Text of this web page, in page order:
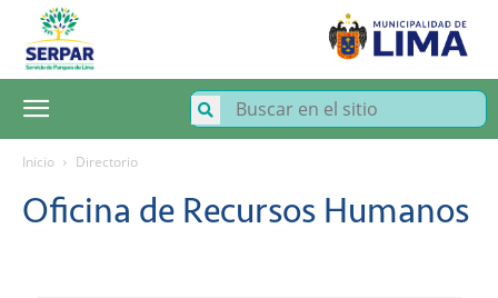
SERPAR
Servicio
de
Parques
Inicio Directorio
Oficina de Recursos Humanos